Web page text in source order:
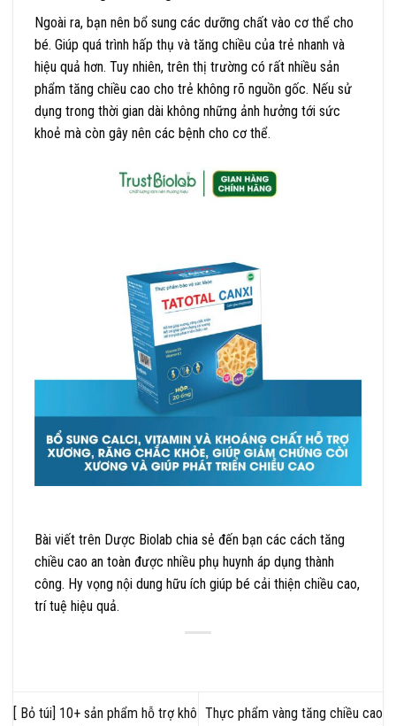
Ngoài ra, bạn nên bổ sung các dưỡng chất vào cơ thể cho
bé. Giúp quá trình hấp thụ và tăng chiều của trẻ nhanh và
hiệu quả hơn. Tuy nhiên, trên thị trường có rất nhiều sản
phẩm tăng chiều cao cho trẻ không rõ nguồn gốc. Nếu sử
dụng trong thời gian dài không những ảnh hưởng tới sức
khoẻ mà còn gây nên các bệnh cho cơ thể.
Bài viết trên Dược Biolab chia sẻ đến bạn các cách tăng
chiều cao an toàn được nhiều phụ huynh áp dụng thành
công. Hy vọng nội dung hữu ích giúp bé cải thiện chiều cao,
trí tuệ hiệu quả.
[ Bỏ túi] 10+ sản phẩm hỗ trợ khô Thực phẩm vàng tăng chiều cao